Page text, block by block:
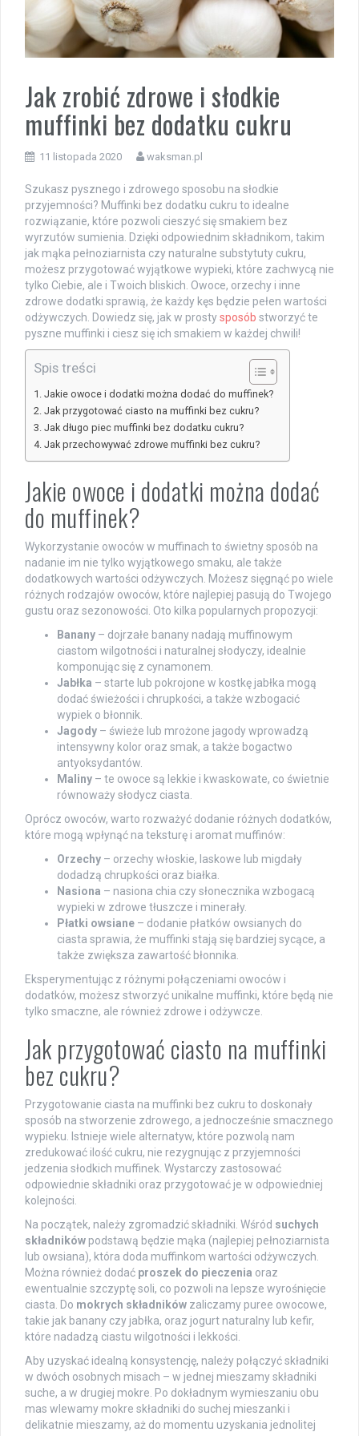
Jak zrobić zdrowe i słodkie
muffinki bez dodatku cukru
11 listopada 2020 waksman.pl
Szukasz pysznego i zdrowego sposobu na słodkie
przyjemności? Muffinki bez dodatku cukru to idealne
rozwiązanie, które pozwoli cieszyć się smakiem bez
wyrzutów sumienia. Dzięki odpowiednim składnikom, takim
jak mąka pełnoziarnista czy naturalne substytuty cukru,
możesz przygotować wyjątkowe wypieki, które zachwycą nie
tylko Ciebie, ale i Twoich bliskich. Owoce, orzechy i inne
zdrowe dodatki sprawią, że każdy kęs będzie pełen wartości
odżywczych. Dowiedz się, jak w prostysposób stworzyć te
pyszne muffinki i ciesz się ich smakiem w każdej chwili!
Spis treści
Jakie owoce i dodatki można dodać do muffinek?
Jak przygotować ciasto na muffinki bez cukru?
Jak długo piec muffinki bez dodatku cukru?
Jak przechowywać zdrowe muffinki bez cukru?
Jakie owoce i dodatki można dodać
do muffinek?
Wykorzystanie owoców w muffinach to świetny sposób na
nadanie im nie tylko wyjątkowego smaku, ale także
dodatkowych wartości odżywczych. Możesz sięgnąć po wiele
różnych rodzajów owoców, które najlepiej pasują do Twojego
gustu oraz sezonowości. Oto kilka popularnych propozycji:
Banany – dojrzałe banany nadają muffinowym
ciastom wilgotności i naturalnej słodyczy, idealnie
komponując się z cynamonem.
Jabłka – starte lub pokrojone w kostkę jabłka mogą
dodać świeżości i chrupkości, a także wzbogacić
wypiek o błonnik.
Jagody – świeże lub mrożone jagody wprowadzą
intensywny kolor oraz smak, a także bogactwo
antyoksydantów.
Maliny – te owoce są lekkie i kwaskowate, co świetnie
równoważy słodycz ciasta.
Oprócz owoców, warto rozważyć dodanie różnych dodatków,
które mogą wpłynąć na teksturę i aromat muffinów:
Orzechy – orzechy włoskie, laskowe lub migdały
dodadzą chrupkości oraz białka.
Nasiona – nasiona chia czy słonecznika wzbogacą
wypieki w zdrowe tłuszcze i minerały.
Płatki owsiane – dodanie płatków owsianych do
ciasta sprawia, że muffinki stają się bardziej sycące, a
także zwiększa zawartość błonnika.
Eksperymentując z różnymi połączeniami owoców i
dodatków, możesz stworzyć unikalne muffinki, które będą nie
tylko smaczne, ale również zdrowe i odżywcze.
Jak przygotować ciasto na muffinki
bez cukru?
Przygotowanie ciasta na muffinki bez cukru to doskonały
sposób na stworzenie zdrowego, a jednocześnie smacznego
wypieku. Istnieje wiele alternatyw, które pozwolą nam
zredukować ilość cukru, nie rezygnując z przyjemności
jedzenia słodkich muffinek. Wystarczy zastosować
odpowiednie składniki oraz przygotować je w odpowiedniej
kolejności.
Na początek, należy zgromadzić składniki. Wśród suchych
składników podstawą będzie mąka (najlepiej pełnoziarnista
lub owsiana), która doda muffinkom wartości odżywczych.
Można również dodać proszek do pieczenia oraz
ewentualnie szczyptę soli, co pozwoli na lepsze wyrośnięcie
ciasta. Do mokrych składników zaliczamy puree owocowe,
takie jak banany czy jabłka, oraz jogurt naturalny lub kefir,
które nadadzą ciastu wilgotności i lekkości.
Aby uzyskać idealną konsystencję, należy połączyć składniki
w dwóch osobnych misach – w jednej mieszamy składniki
suche, a w drugiej mokre. Po dokładnym wymieszaniu obu
mas wlewamy mokre składniki do suchej mieszanki i
delikatnie mieszamy, aż do momentu uzyskania jednolitej